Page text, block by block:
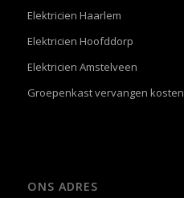
Elektricien Haarlem
Elektricien Hoofddorp
Elektricien Amstelveen
Groepenkast vervangen kosten
ONS ADRES